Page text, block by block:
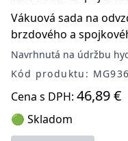
Vákuová sada na
brzdového a
Navrhnutá na údržbu
Kód produktu:
Cena s DPH: 46,89 €
🟢 Skladom